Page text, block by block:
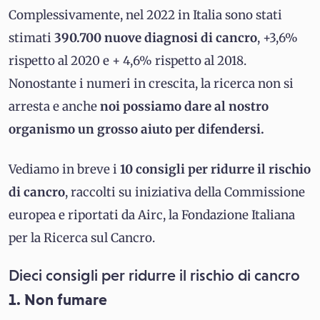
Complessivamente, nel 2022 in Italia sono stati
stimati 390.700 nuove diagnosi di cancro, +3,6%
rispetto al 2020 e + 4,6% rispetto al 2018.
Nonostante i numeri in crescita, la ricerca non si
arresta e anchenoi possiamo dare al nostro
organismo un grosso aiuto per difendersi.
Vediamo in breve i 10 consigli per ridurre il rischio
di cancro, raccolti su iniziativa della Commissione
europea e riportati da Airc, la Fondazione Italiana
per la Ricerca sul Cancro.
Dieci consigli per ridurre il rischio di cancro
1. Non fumare